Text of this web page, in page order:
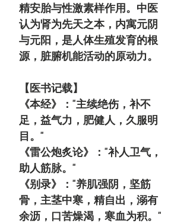
精安胎与性激素样作用。中医
认为肾为先天之本，内寓元阴
与元阳，是人体生殖发育的根
源，脏腑机能活动的原动力。
【医书记载】
《本经》："主续绝伤，补不
足，益气力，肥健人，久服明
目。"
《雷公炮炙论》："补人卫气，
助人筋脉。"
《别录》："养肌强阴，坚筋
骨，主茎中寒，精自出，溺有
余沥，口苦燥渴，寒血为积。"